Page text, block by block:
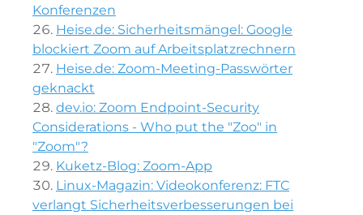
Konferenzen
Heise.de: Sicherheitsmängel: Google
blockiert Zoom auf Arbeitsplatzrechnern
Heise.de: Zoom-Meeting-Passwörter
geknackt
dev.io: Zoom Endpoint-Security
Considerations - Who put the "Zoo" in
"Zoom"?
Kuketz-Blog: Zoom-App
Linux-Magazin: Videokonferenz: FTC
verlangt Sicherheitsverbesserungen bei